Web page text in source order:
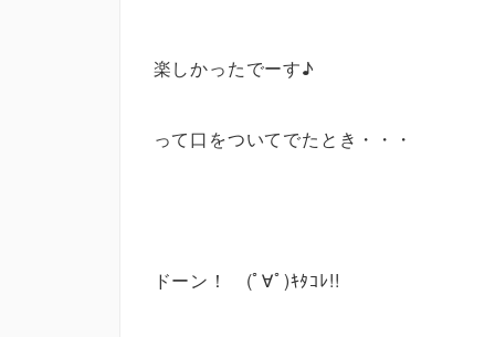
楽しかったでーす♪
って口をついてでたとき・・・
ドーン！ (ﾟ∀ﾟ)ｷﾀｺﾚ!!